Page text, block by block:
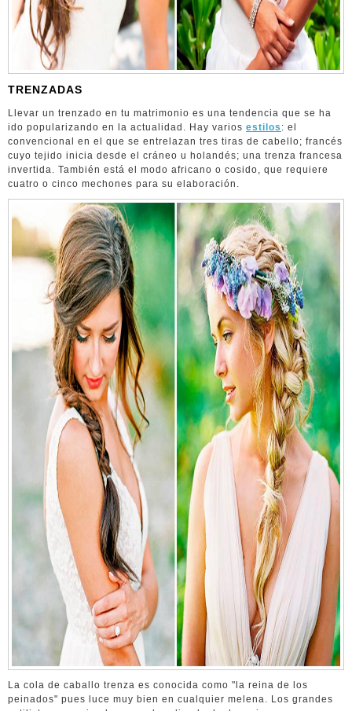
TRENZADAS
Llevar un trenzado en tu matrimonio es una tendencia que se ha
ido popularizando en la actualidad. Hay varios estilos : el
convencional en el que se entrelazan tres tiras de cabello; francés
cuyo tejido inicia desde el cráneo u holandés; una trenza francesa
invertida. También está el modo africano o cosido, que requiere
cuatro o cinco mechones para su elaboración.
La cola de caballo trenza es conocida como "la reina de los
peinados" pues luce muy bien en cualquier melena. Los grandes